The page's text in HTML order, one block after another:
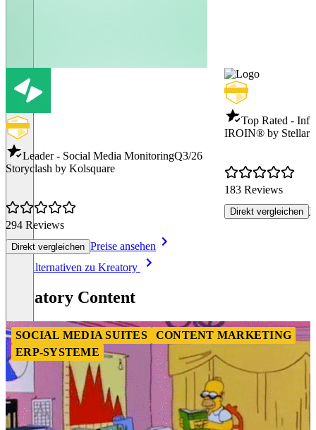
Leader - Social Media MonitoringQ3/26
Storyclash by Kolsquare
294 Reviews
Direkt vergleichen Preise ansehen
Top Rated -
IROIN®️ by Stellar
183 Reviews
Direkt vergleichen
Alle Alternativen zu Kreatory
Kreatory Content
SOCIAL MEDIA SUITES
CONTENT MARKETING
ERP-SYSTEME